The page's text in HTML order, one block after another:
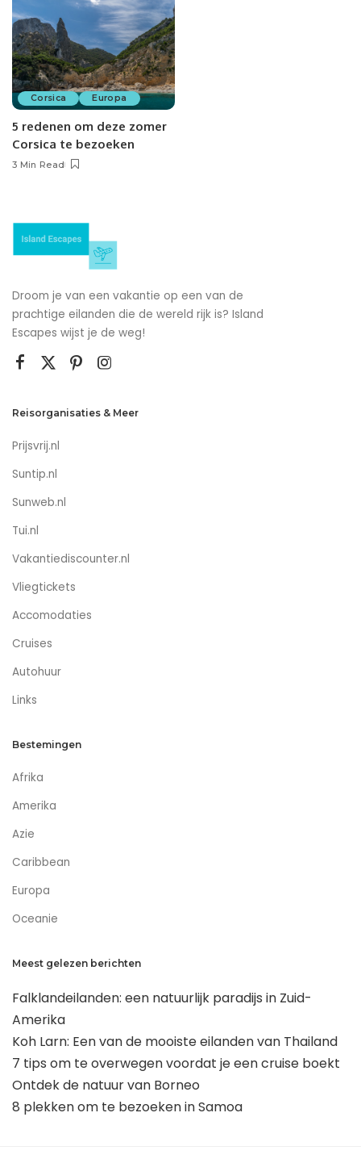
Corsica Europa
5 redenen om deze zomer
Corsica te bezoeken
3 Min Read
Droom je van een vakantie op een van de
prachtige eilanden die de wereld rijk is? Island
Escapes wijst je de weg!
Reisorganisaties & Meer
Prijsvrij.nl
Suntip.nl
Sunweb.nl
Tui.nl
Vakantiediscounter.nl
Vliegtickets
Accomodaties
Cruises
Autohuur
Links
Bestemingen
Afrika
Amerika
Azie
Caribbean
Europa
Oceanie
Meest gelezen berichten
Falklandeilanden: een natuurlijk paradijs in Zuid-
Amerika
Koh Larn: Een van de mooiste eilanden van Thailand
7 tips om te overwegen voordat je een cruise boekt
Ontdek de natuur van Borneo
8 plekken om te bezoeken in Samoa